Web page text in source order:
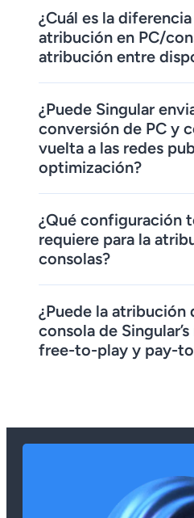
¿Cuál es la
atribución en PC/
atribución entre
¿Puede Singular
conversión de PC y
vuelta a las redes
optimización?
¿Qué configuración
requiere para la
consolas?
¿Puede la atribución
consola de
free-to-play y pay-